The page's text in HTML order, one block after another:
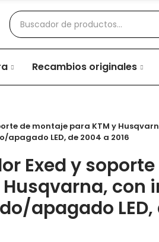
Recambios originales
de montaje para KTM y
LED, de 2004 a 2016
Exed y
Husqvarna, con
apagado LED,